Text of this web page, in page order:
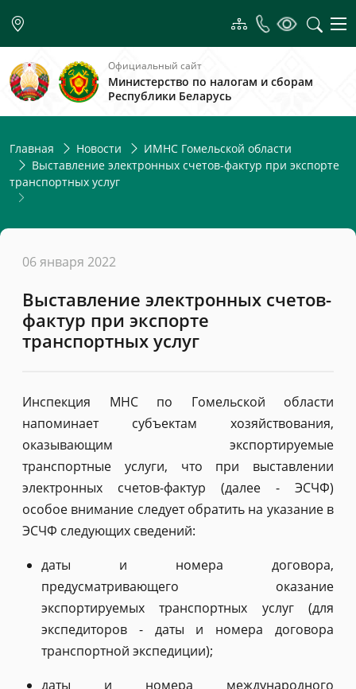
Официальный сайт
Министерство по налогам и сборам
Республики Беларусь
Главная Новости
ИМНС Гомельской области
Выставление электронных счетов-фактур при экспорте
транспортных услуг
06 января 2022
Выставление электронных счетов-
фактур при экспорте
транспортных услуг
Инспекция МНС по Гомельской области
напоминает субъектам хозяйствования,
оказывающим экспортируемые
транспортные услуги, что при выставлении
электронных счетов-фактур (далее - ЭСЧФ)
особое внимание следует обратить на указание в
ЭСЧФ следующих сведений:
даты и номера договора,
предусматривающего оказание
экспортируемых транспортных услуг (для
экспедиторов - даты и номера договора
транспортной экспедиции);
даты и номера международного